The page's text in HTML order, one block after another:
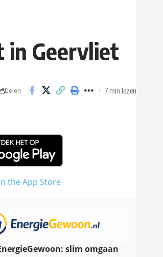
in Geervliet
Delen 7 min lezen
slim omgaan